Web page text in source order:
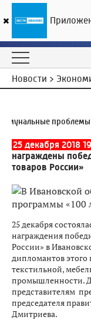
Новости >
проблемы?
25 декабря 2018
награждены
товаров России»
25 декабря
награждения
России» в
дипломантов этого
текстильной,
промышленности.
представителям
председателя
Дмитриева.